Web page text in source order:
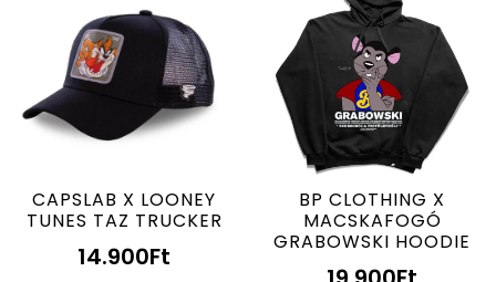
CAPSLAB X LOONEY
TUNES TAZ TRUCKER
14.900Ft
BP CLOTHING X
MACSKAFOGÓ
GRABOWSKI HOODIE